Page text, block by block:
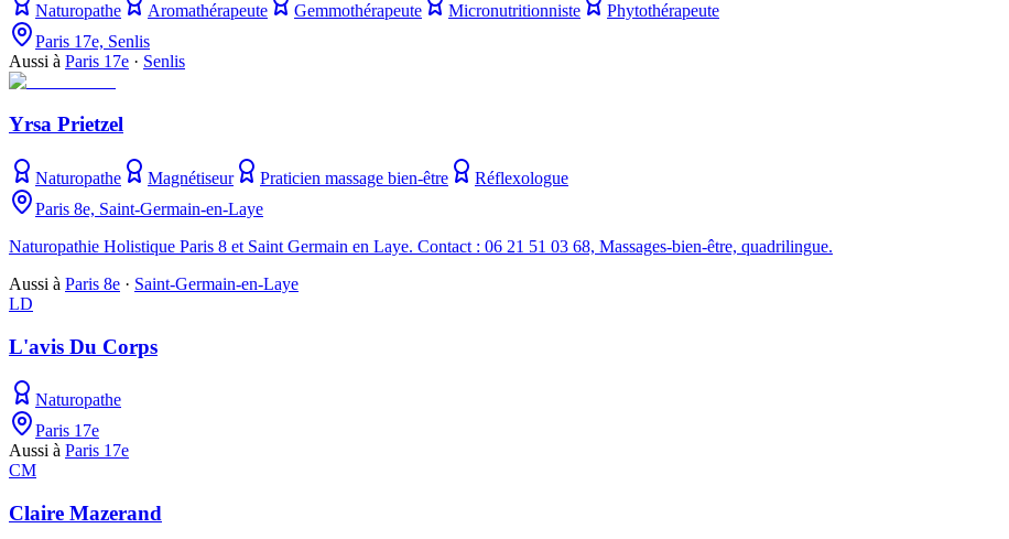
Naturopathe Aromathérapeute Gemmothérapeute Micronutritionniste
Phytothérapeute
Paris 17e, Senlis
Aussi à Paris 17e · Senlis
Yrsa Prietzel
Naturopathe Magnétiseur Praticien massage bien-être
Réflexologue
Paris 8e, Saint-Germain-en-Laye
Naturopathie Holistique Paris 8 et Saint Germain en Laye. Contact : 06 21 51 03 68, Massages-bien-être, quadrilingue.
Aussi à Paris 8e · Saint-Germain-en-Laye
LD
L'avis Du Corps
Naturopathe
Paris 17e
Aussi à Paris 17e
CM
Claire Mazerand